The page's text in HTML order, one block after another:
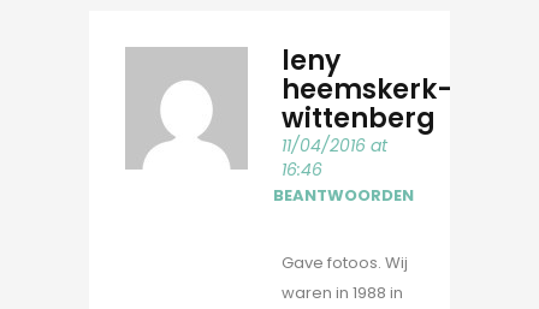
leny
heemskerk-
wittenberg
11/04/2016 at
16:46
BEANTWOORDEN
Gave fotoos. Wij
waren in 1988 in